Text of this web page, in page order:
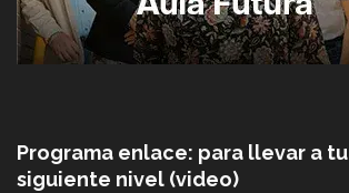
Programa enlace: para llevar a
siguiente nivel (video)